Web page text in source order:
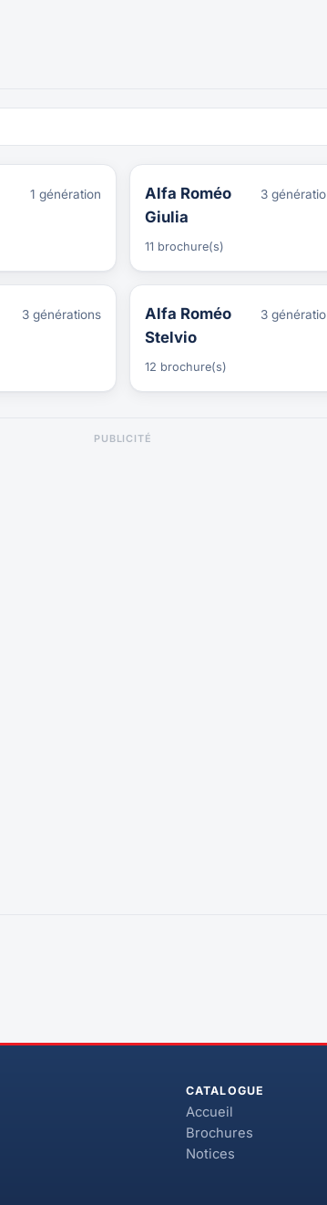
1 génération
Alfa Roméo
Giulia
3
11 brochure(s)
3 générations
Alfa Roméo
Stelvio
3
12 brochure(s)
PUBLICITÉ
CATALOGUE
Accueil
Brochures
Notices